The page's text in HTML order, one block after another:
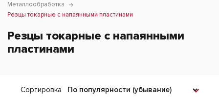
Металлообработка
Резцы токарные с напаянными пластинами
Резцы токарные с напаянными
пластинами
Сортировка